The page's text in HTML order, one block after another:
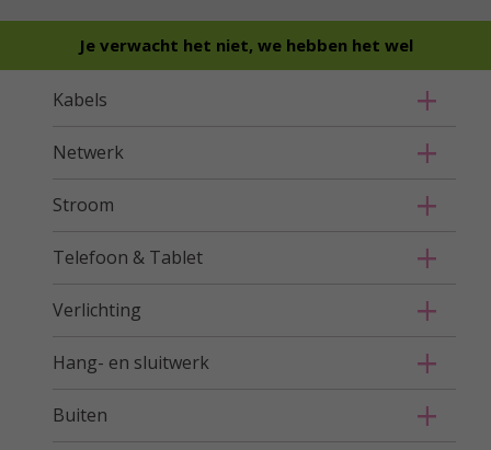
Je verwacht het niet, we hebben het wel
Kabels
Netwerk
Stroom
Telefoon & Tablet
Verlichting
Hang- en sluitwerk
Buiten